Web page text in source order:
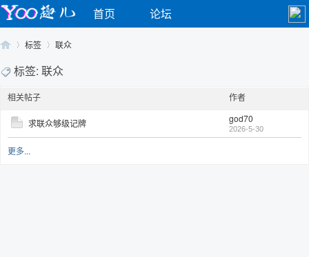
首页 论坛
Yo›
标签 联众
标签: 联众
相关帖子 作者
求联众够级记牌 god70
2026-5-30
更多...